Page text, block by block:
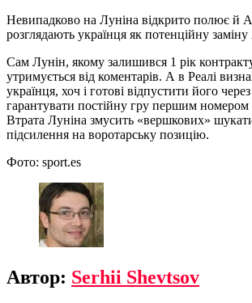
Невипадково на Луніна відкрито полює й
розглядають українця як потенційну
Сам Лунін, якому залишився 1 рік
утримується від коментарів. А в Реалі
українця, хоч і готові відпустити його
гарантувати постійну гру першим номером
Втрата Луніна змусить «вершкових»
підсилення на воротарську позицію.
Фото: sport.es
Автор: Serhii Shevtsov